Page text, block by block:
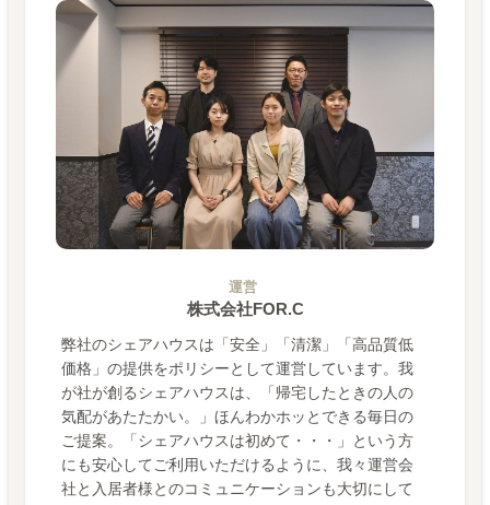
運営
株式会社FOR.C
弊社のシェアハウスは「安全」「清潔」「高品質低
価格」の提供をポリシーとして運営しています。我
が社が創るシェアハウスは、「帰宅したときの人の
気配があたたかい。」ほんわかホッとできる毎日の
ご提案。「シェアハウスは初めて・・・」という方
にも安心してご利用いただけるように、我々運営会
社と入居者様とのコミュニケーションも大切にして